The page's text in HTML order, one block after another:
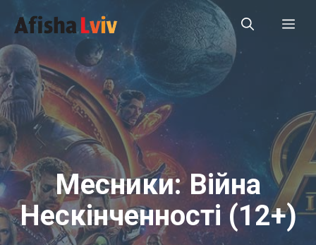
до
вмісту
Месники: Війна
Нескінченності (12+)